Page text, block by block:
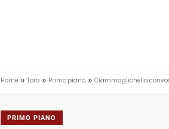
Home » Toro » Primo piano » Ciammaglichella
PRIMO PIANO